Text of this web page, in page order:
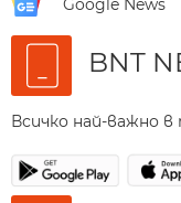
Google News
BNT
Всичко най-важно